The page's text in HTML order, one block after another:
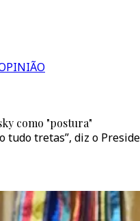
como "postura"
tretas”, diz o